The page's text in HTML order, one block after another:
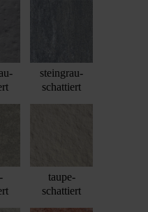
steingrau-
schattiert
taupe-
schattiert